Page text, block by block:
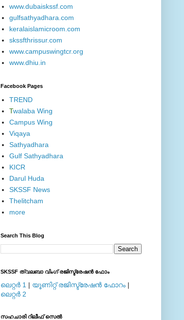
www.dubaiskssf.com
gulfsathyadhara.com
keralaislamicroom.com
skssfthrissur.com
www.campuswingtcr.org
www.dhiu.in
Facebook Pages
TREND
Twalaba Wing
Campus Wing
Viqaya
Sathyadhara
Gulf Sathyadhara
KICR
Darul Huda
SKSSF News
Thelitcham
more
Search This Blog
SKSSF ത്വലബാ വിംഗ് രജിസ്ട്രേഷന്‍ ഫോം
ലെറ്റര്‍ 1 | യൂണിറ്റ് രജിസ്ട്രേഷന്‍ ഫോറം |
ലെറ്റര്‍ 2
സഹചാരി റിലീഫ് സെല്‍